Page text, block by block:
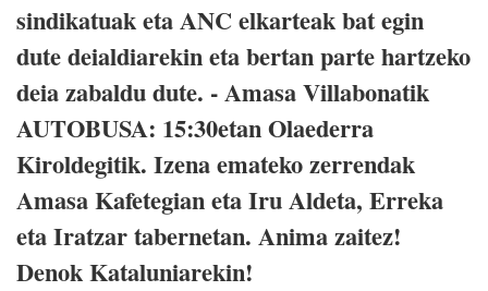
sindikatuak eta ANC elkarteak bat egin
dute deialdiarekin eta bertan parte hartzeko
deia zabaldu dute. - Amasa Villabonatik
AUTOBUSA: 15:30etan Olaederra
Kiroldegitik. Izena emateko zerrendak
Amasa Kafetegian eta Iru Aldeta, Erreka
eta Iratzar tabernetan. Anima zaitez!
Denok Kataluniarekin!